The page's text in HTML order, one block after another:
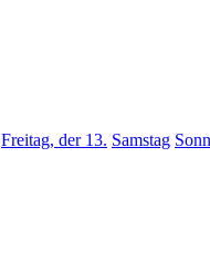
Freitag, der 13. Samstag